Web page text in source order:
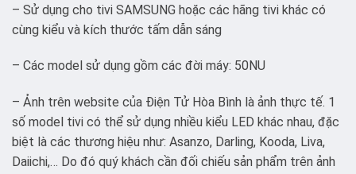
– Sử dụng cho tivi SAMSUNG hoặc các hãng tivi khác có
cùng kiểu và kích thước tấm dẫn sáng
– Các model sử dụng gồm các đời máy: 50NU
– Ảnh trên website của Điện Tử Hòa Bình là ảnh thực tế. 1
số model tivi có thể sử dụng nhiều kiểu LED khác nhau, đặc
biệt là các thương hiệu như: Asanzo, Darling, Kooda, Liva,
Daiichi,… Do đó quý khách cần đối chiếu sản phẩm trên ảnh